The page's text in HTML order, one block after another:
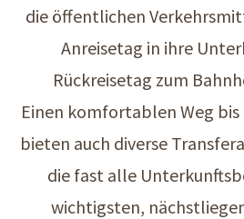
die öffentlichen
Anreisetag in ihre
Rückreisetag zum
Einen komfortablen Weg
bieten auch diverse
die fast alle
wichtigsten,